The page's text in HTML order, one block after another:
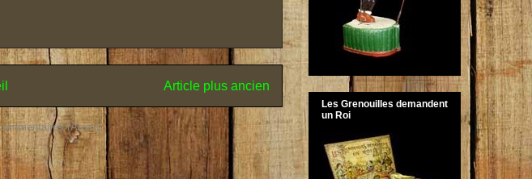
Article plus ancien
(Atom)
Les Grenouilles demandent
un Roi